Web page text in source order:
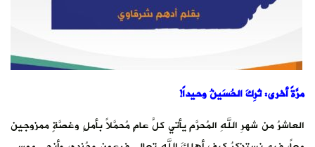
مرَّةً أخرى: تُرِكَ الحُسَينُ وحيداً!
‏العاشرُ من شهرِ اللهِ المُحرَّم يأتي كلَّ عامٍ مُحمَّلاً بأملٍ وغصَّةٍ ممزوجين